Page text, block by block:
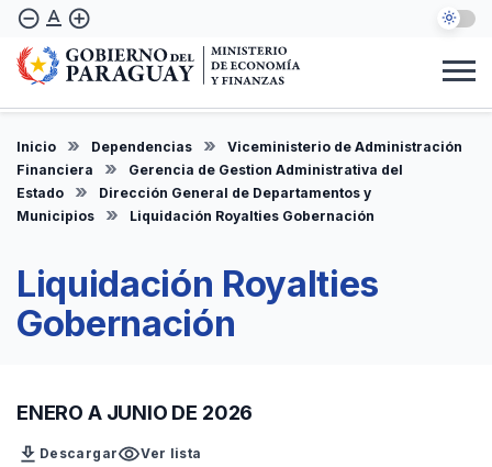
Pasar
contenido
principal
remove_circle_outline text_format add_circle_outline
ES
Inicio Dependencias
Viceministerio de Administración
Financiera
Gerencia de Gestion Administrativa del
Estado
Dirección General de Departamentos y
Municipios
Liquidación Royalties Gobernación
Liquidación Royalties
Gobernación
ENERO A JUNIO DE 2026
download DescargarvisibilityVer lista